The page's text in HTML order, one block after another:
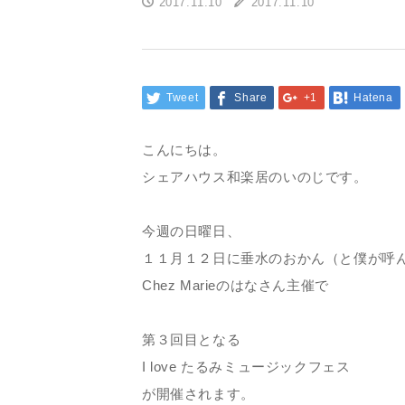
Tweet Share +1 Hatena
こんにちは。
シェアハウス和楽居のいのじです。
今週の日曜日、
１１月１２日に垂水のおかん（と僕が呼
Chez Marieのはなさん主催で
第３回目となる
I love たるみミュージックフェス
が開催されます。